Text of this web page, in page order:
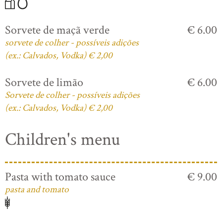
Sorvete de maçã verde
sorvete de colher - possíveis adições
(ex.: Calvados, Vodka) € 2,00
€ 6.00
Sorvete de limão
Sorvete de colher - possíveis adições
(ex.: Calvados, Vodka) € 2,00
€ 6.00
Children's menu
Pasta with tomato sauce
pasta and tomato
€ 9.00